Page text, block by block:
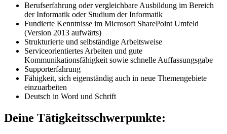
Berufserfahrung oder vergleichbare Ausbildung im Bereich
der Informatik oder Studium der Informatik
Fundierte Kenntnisse im Microsoft SharePoint Umfeld
(Version 2013 aufwärts)
Strukturierte und selbständige Arbeitsweise
Serviceorientiertes Arbeiten und gute
Kommunikationsfähigkeit sowie schnelle Auffassungsgabe
Supporterfahrung
Fähigkeit, sich eigenständig auch in neue Themengebiete
einzuarbeiten
Deutsch in Word und Schrift
Deine Tätigkeitsschwerpunkte: